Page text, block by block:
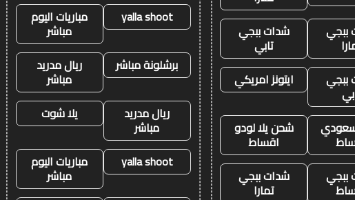
ببجي
شدات ببجي
تابي
ببجي
ايتونز امريكي
سعودي شحن يلا لودو
اقساط
ببجي
شدات ببجي
تمارا
yalla shoot مباريات اليوم
مباشر
برشلونة مباشر
ريال مدريد
مباشر
ريال مدريد
مباشر
يلا شوت
yalla shoot مباريات اليوم
مباشر